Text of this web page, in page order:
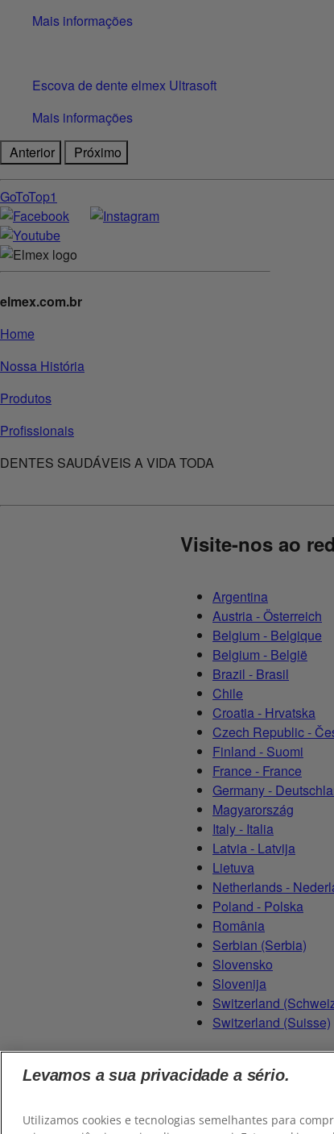
Mais informações
Escova de dente elmex Ultrasoft
Mais informações
Anterior
Próximo
GoToTop1
elmex.com.br
Home
Nossa História
Produtos
Profissionais
DENTES SAUDÁVEIS A VIDA TODA
Visite-nos ao
Argentina
Austria - Österreich
Belgium - Belgique
Belgium - België
Brazil - Brasil
Chile
Croatia - Hrvatska
Czech Republic -
Finland - Suomi
France - France
Germany -
Magyarország
Italy - Italia
Latvia - Latvija
Lietuva
Netherlands -
Poland - Polska
România
Serbian (Serbia)
Slovensko
Slovenija
Switzerland
Switzerland (Suisse)
Levamos a sua privacidade a sério.
Utilizamos cookies e tecnologias semelhantes para